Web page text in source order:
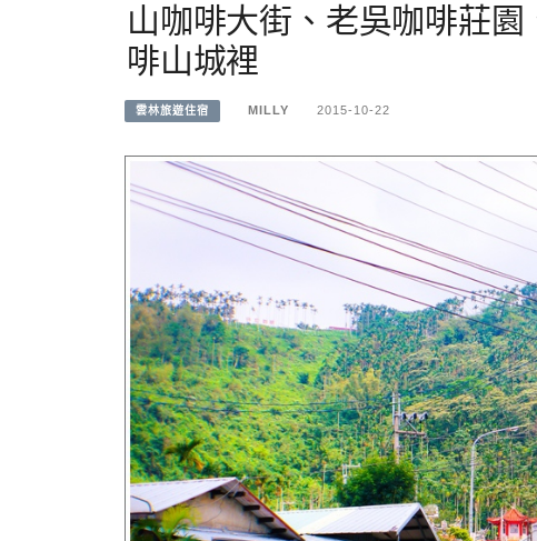
山咖啡大街、老吳咖啡莊
啡山城裡
雲林旅遊住宿 MILLY 2015-10-22